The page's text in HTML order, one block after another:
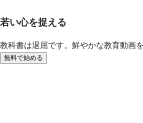
若い心を捉える
教科書は退屈です。鮮やかな教育動画
無料で始める